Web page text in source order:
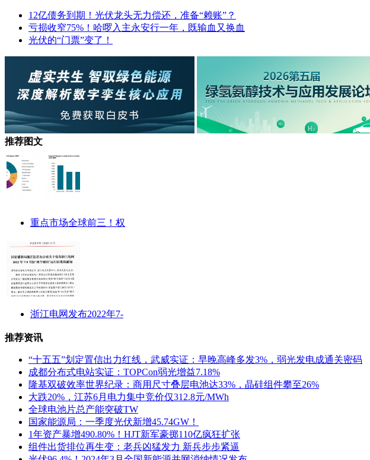
12亿债务到期！光伏龙头无力偿还，准备“赖账”？
亏损收窄75%！哈啰入主永安行一年，既输血又换血
光伏的“门票”变了！
推荐图文
重点市场全球前三！权
浙江电网发布2022年7-
推荐资讯
“十五五”划定置信出力红线，武威实证：早晚高峰多发3%，弱光发电成通关密码
成都分布式电站实证：TOPCon弱光增益7.18%
隆基双破效率世界纪录：商用尺寸叠层电池达33%，晶硅组件攀至26%
大跌20%，江苏6月电力集中竞价仅312.8元/MWh
全球电池片总产能突破TW
国家能源局：一季度光伏新增45.74GW！
1年资产暴增490.80%！HJT新军豪掷110亿疯狂扩张
组件出货排位再生变：老兵凶猛发力 新兵步步紧逼